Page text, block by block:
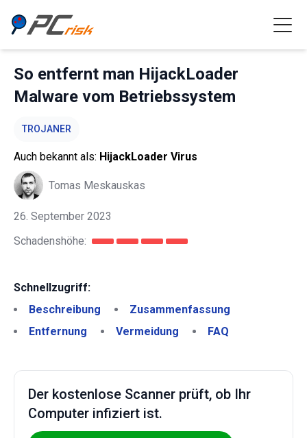
So entfernt man HijackLoader
Malware vom Betriebssystem
TROJANER
Auch bekannt als: HijackLoader Virus
Tomas Meskauskas
26. September 2023
Schadenshöhe:
Schnellzugriff:
Beschreibung
Zusammenfassung
Entfernung
Vermeidung FAQ
Der kostenlose Scanner prüft, ob Ihr
Computer infiziert ist.